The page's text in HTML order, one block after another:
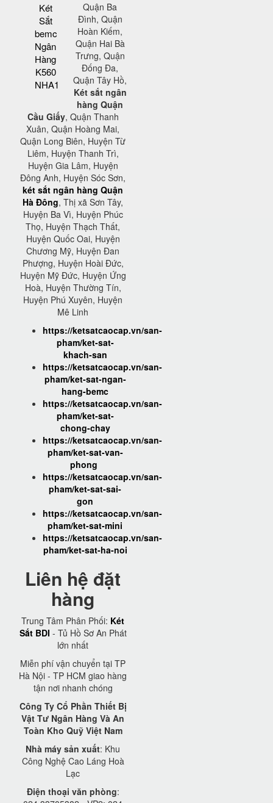
Két
Sắt
bemc
Ngân
Hàng
K560
NHA1
Quận Ba
Đình, Quận
Hoàn Kiếm,
Quận Hai Bà
Trưng, Quận
Đống Đa,
Quận Tây Hồ,
Két sắt ngân
hàng Quận
Cầu Giấy, Quận Thanh
Xuân, Quận Hoàng Mai,
Quận Long Biên, Huyện Từ
Liêm, Huyện Thanh Trì,
Huyện Gia Lâm, Huyện
Đông Anh, Huyện Sóc Sơn,
két sắt ngân hàng Quận
Hà Đông, Thị xã Sơn Tây,
Huyện Ba Vì, Huyện Phúc
Thọ, Huyện Thạch Thất,
Huyện Quốc Oai, Huyện
Chương Mỹ, Huyện Đan
Phượng, Huyện Hoài Đức,
Huyện Mỹ Đức, Huyện Ứng
Hoà, Huyện Thường Tín,
Huyện Phú Xuyên, Huyện
Mê Linh
https://ketsatcaocap.vn/san-
pham/ket-sat-
khach-san
https://ketsatcaocap.vn/san-
pham/ket-sat-ngan-
hang-bemc
https://ketsatcaocap.vn/san-
pham/ket-sat-
chong-chay
https://ketsatcaocap.vn/san-
pham/ket-sat-van-
phong
https://ketsatcaocap.vn/san-
pham/ket-sat-sai-
gon
https://ketsatcaocap.vn/san-
pham/ket-sat-mini
https://ketsatcaocap.vn/san-
pham/ket-sat-ha-noi
Liên hệ đặt
hàng
Trung Tâm Phân Phối: Két
Sắt BDI - Tủ Hồ Sơ An Phát
lớn nhất
Miễn phí vận chuyển tại TP
Hà Nội - TP HCM giao hàng
tận nơi nhanh chóng
Công Ty Cổ Phần Thiết Bị
Vật Tư Ngân Hàng Và An
Toàn Kho Quỹ Việt Nam
Nhà máy sản xuất: Khu
Công Nghệ Cao Láng Hoà
Lạc
Điện thoại văn phòng: